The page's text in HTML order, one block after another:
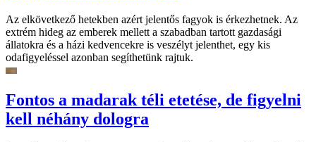
Az elkövetkező hetekben azért jelentős fagyok is érkezhetnek. Az
extrém hideg az emberek mellett a szabadban tartott gazdasági
állatokra és a házi kedvencekre is veszélyt jelenthet, egy kis
odafigyeléssel azonban segíthetünk rajtuk.
Fontos a madarak téli etetése, de figyelni
kell néhány dologra